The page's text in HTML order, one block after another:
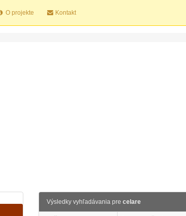
O projekte Kontakt
Výsledky vyhľadávania pre celare